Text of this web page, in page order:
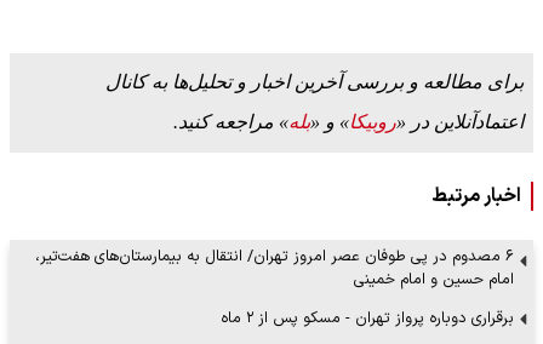
برای مطالعه و بررسی آخرین اخبار و تحلیل‌ها به کانال
اعتمادآنلاین در «روبیکا» و «بله» مراجعه کنید.
اخبار مرتبط
۶ مصدوم در پی طوفان عصر امروز تهران/ انتقال به بیمارستان‌های هفت‌تیر،
امام حسین و امام خمینی
برقراری دوباره پرواز تهران - مسکو پس از ۲ ماه